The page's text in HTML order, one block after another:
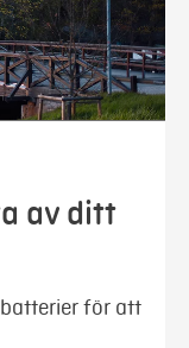
av ditt
för att